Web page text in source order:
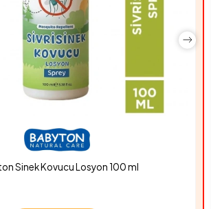
Sinek Kovucu Losyon 100 ml